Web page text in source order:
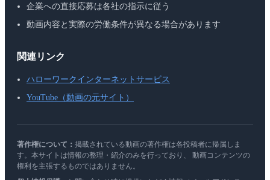
企業への直接応募は各社の指示に従う
動画内容と実際の労働条件が異なる場合があります
関連リンク
ハローワークインターネットサービス
YouTube（動画の元サイト）
著作権について： 掲載されている動画の著作権は各投稿者に帰属しま
す。本サイトは情報の整理・紹介のみを行っており、 動画コンテンツの
権利を主張するものではありません。